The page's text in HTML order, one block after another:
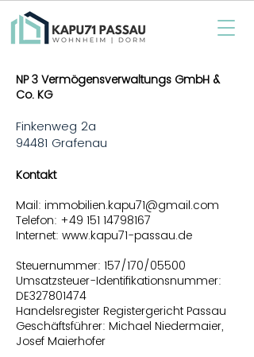
NP 3 Vermögensverwaltungs GmbH &
Co. KG
Finkenweg 2a
94481 Grafenau
Kontakt
Mail: immobilien.kapu71@gmail.com
Telefon: +49 151 14798167
Internet: www.kapu71-passau.de
Steuernummer: 157/170/05500
Umsatzsteuer-Identifikationsnummer:
DE327801474
Handelsregister Registergericht Passau
Geschäftsführer: Michael Niedermaier,
Josef Maierhofer